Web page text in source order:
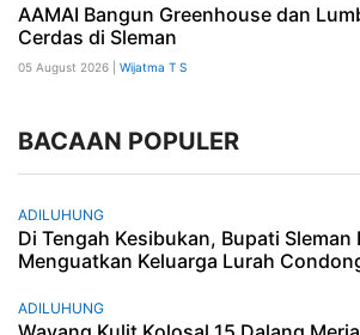
AAMAI Bangun Greenhouse dan
Cerdas di Sleman
05 August 2026 | Wijatma T S
BACAAN POPULER
ADILUHUNG
Di Tengah Kesibukan, Bupati Sleman
Menguatkan Keluarga Lurah
ADILUHUNG